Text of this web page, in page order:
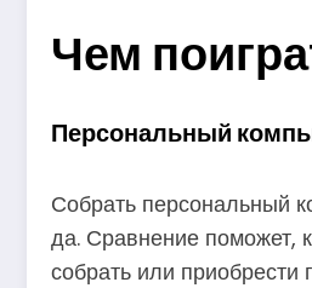
Чем
Персональный
Собрать персональный
да. Сравнение поможет,
собрать или